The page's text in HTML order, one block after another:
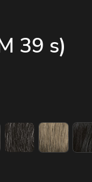
39 s)